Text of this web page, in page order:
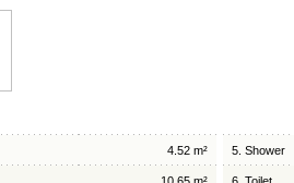
4.52 m² 5. Shower